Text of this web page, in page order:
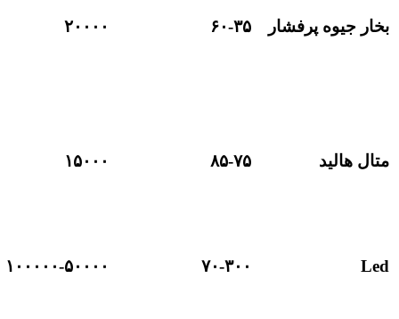
بخار جیوه پرفشار ۶۰-۳۵ ۲۰۰۰۰
متال هالید ۸۵-۷۵ ۱۵۰۰۰
Led ۷۰-۳۰۰ ۱۰۰۰۰۰-۵۰۰۰۰